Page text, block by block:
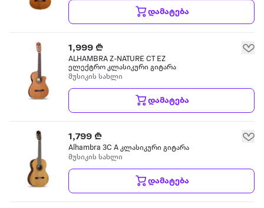
დამატება
1,999 ₾
ALHAMBRA Z-NATURE CT EZ
ელექტრო კლასიკური გიტარა
მუსიკის სახლი
დამატება
1,799 ₾
Alhambra 3C A კლასიკური გიტარა
მუსიკის სახლი
დამატება